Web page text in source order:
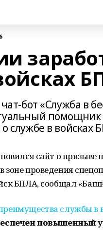
бот «Служба в
службе в
сайт о призыве
проведения
БПЛА, сообщал
службы в
повышенный